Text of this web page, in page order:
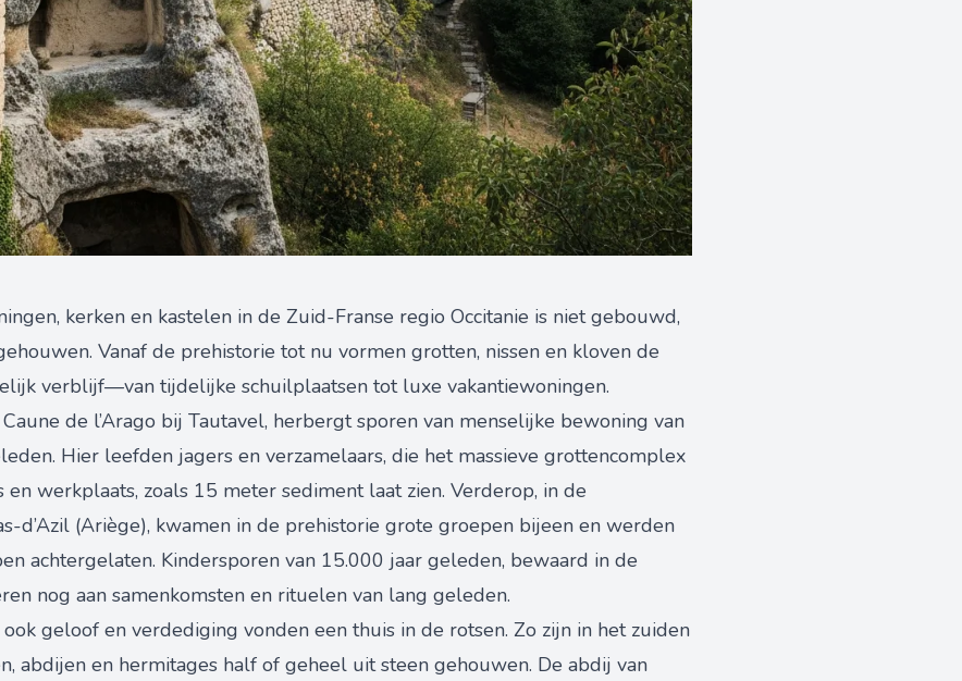
kerken en kastelen in de Zuid-Franse regio Occitanie is niet gebouwd,
Vanaf de prehistorie tot nu vormen grotten, nissen en kloven de
verblijf—van tijdelijke schuilplaatsen tot luxe vakantiewoningen.
de l’Arago bij Tautavel, herbergt sporen van menselijke bewoning van
Hier leefden jagers en verzamelaars, die het massieve grottencomplex
werkplaats, zoals 15 meter sediment laat zien. Verderop, in de
d’Azil (Ariège), kwamen in de prehistorie grote groepen bijeen en werden
achtergelaten. Kindersporen van 15.000 jaar geleden, bewaard in de
nog aan samenkomsten en rituelen van lang geleden.
geloof en verdediging vonden een thuis in de rotsen. Zo zijn in het zuiden
abdijen en hermitages half of geheel uit steen gehouwen. De abdij van